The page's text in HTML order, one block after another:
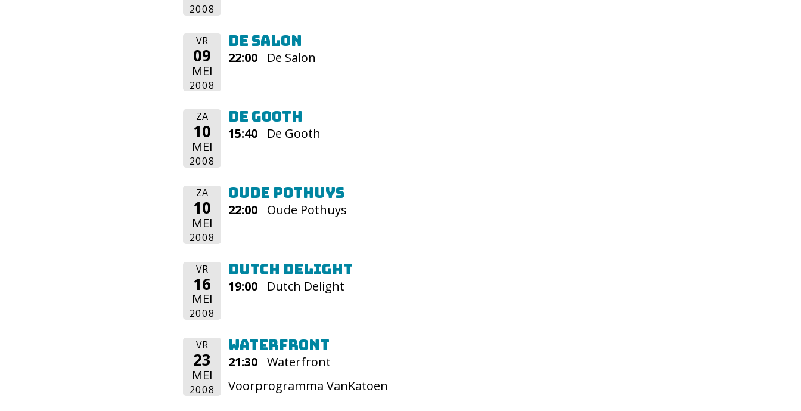
2008
VR
09
MEI
2008
De Salon
22:00 De Salon
ZA
10
MEI
2008
De Gooth
15:40 De Gooth
ZA
10
MEI
2008
Oude Pothuys
22:00 Oude Pothuys
VR
16
MEI
2008
Dutch Delight
19:00 Dutch Delight
VR
23
MEI
2008
Waterfront
21:30 Waterfront
Voorprogramma VanKatoen